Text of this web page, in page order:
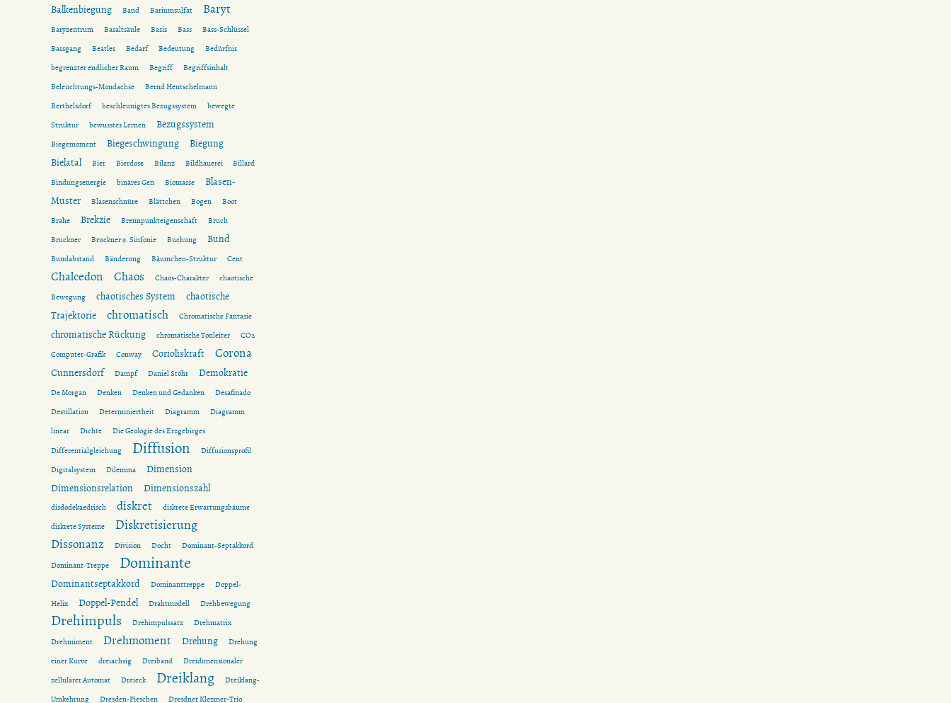
Balkenbiegung
Band Bariumsulfat Baryt
Baryzentrum Basaltsäule Basis Bass
Bass-Schlüssel
Bassgang
Beatles Bedarf Bedeutung
Bedürfnis
begrenzter endlicher Raum
Begriff
Begriffsinhalt
Beleuchtungs-Mondachse
Bernd Hentschelmann
Berthelsdorf
beschleunigtes Bezugssystem
bewegte
Struktur
bewusstes Lernen Bezugssystem
Biegemoment Biegeschwingung
Biegung
Bielatal
Bier Bierdose Bilanz Bildhauerei
Billard
Bindungsenergie
binäres Gen Biomasse
Blasen-
Muster
Blasenschnüre Blättchen Bogen
Boot
Brahe
Brekzie Brennpunkteigenschaft
Bruch
Bruckner
Bruckner 9. Sinfonie Buchung Bund
Bundabstand Bänderung Bäumchen-Struktur Cent
Chalcedon Chaos Chaos-Charakter
chaotische
Bewegung
chaotisches System
chaotische
Trajektorie
chromatisch Chromatische Fantasie
chromatische Rückung chromatische Tonleiter
CO2
Computer-Grafik
Conway Corioliskraft Corona
Cunnersdorf Dampf Daniel Stöhr Demokratie
De Morgan Denken Denken und Gedanken
Desafinado
Destillation
Determiniertheit Diagramm
Diagramm
linear
Dichte
Die Geologie des Erzgebirges
Differentialgleichung
Diffusion
Diffusionsprofil
Digitalsystem
Dilemma
Dimension
Dimensionsrelation
Dimensionszahl
disdodekaedrisch diskret
diskrete Erwartungsbäume
diskrete Systeme
Diskretisierung
Dissonanz Division Docht
Dominant-Septakkord
Dominant-Treppe
Dominante
Dominantseptakkord Dominanttreppe
Doppel-
Helix
Doppel-Pendel Drahtmodell Drehbewegung
Drehimpuls Drehimpulssatz
Drehmatrix
Drehmiment
Drehmoment Drehung
Drehung
einer Kurve
dreiachsig Dreiband
Dreidimensionaler
zellulärer Automat
Dreieck Dreiklang
Dreiklang-
Umkehrung
Dresden-Pieschen
Dresdner Klezmer-Trio